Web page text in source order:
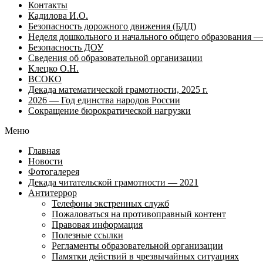
Контакты
Кадилова И.О.
Безопасность дорожного движения (БДД)
Неделя дошкольного и начального общего образования —
Безопасность ДОУ
Сведения об образовательной организации
Клецко О.Н.
ВСОКО
Декада математической грамотности, 2025 г.
2026 — Год единства народов России
Сокращение бюрократической нагрузки
Меню
Главная
Новости
Фотогалерея
Декада читательской грамотности — 2021
Антитеррор
Телефоны экстренных служб
Пожаловаться на противоправный контент
Правовая информация
Полезные ссылки
Регламенты образовательной организации
Памятки действий в чрезвычайных ситуациях